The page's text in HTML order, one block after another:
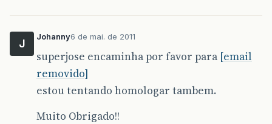
J
Johanny6 de mai. de 2011
superjose encaminha por favor para [email
removido]
estou tentando homologar tambem.
Muito Obrigado!!